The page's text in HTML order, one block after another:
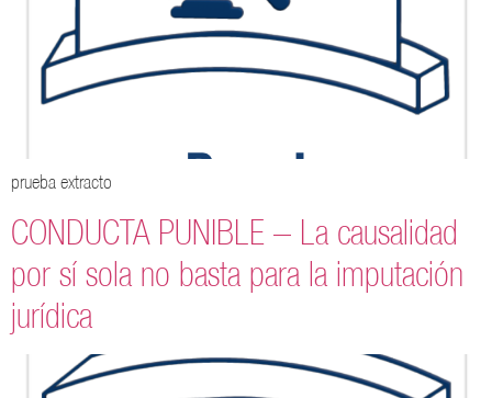
prueba extracto
CONDUCTA PUNIBLE – La causalidad
por sí sola no basta para la imputación
jurídica